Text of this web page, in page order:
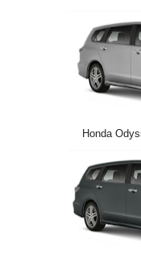
Honda